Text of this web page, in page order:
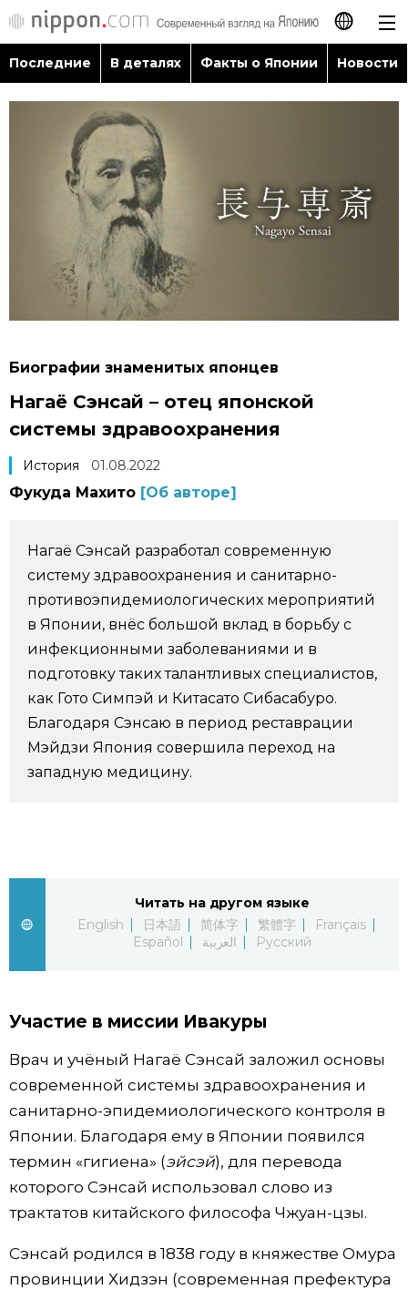
日本語
繁體字
Последние
В деталях
Факты о Японии
Фото/Видео
Разделы
Политика
Экономика
Общество
Японский калейдоскоп
Семья
Еда и напитки
Последние В деталях Факты о Японии Новости
Биографии знаменитых японцев
Нагаё Сэнсай – отец японской
системы здравоохранения
История 01.08.2022
Фукуда Махито [Об авторе]
Нагаё Сэнсай разработал современную
систему здравоохранения и санитарно-
противоэпидемиологических мероприятий
в Японии, внёс большой вклад в борьбу с
инфекционными заболеваниями и в
подготовку таких талантливых специалистов,
как Гото Симпэй и Китасато Сибасабуро.
Благодаря Сэнсаю в период реставрации
Мэйдзи Япония совершила переход на
западную медицину.
Читать на другом языке
English
日本語 简体字 繁體字
Français
Español
العربية Русский
Участие в миссии Ивакуры
Врач и учёный Нагаё Сэнсай заложил основы
современной системы здравоохранения и
санитарно-эпидемиологического контроля в
Японии. Благодаря ему в Японии появился
термин «гигиена» (эйсэй), для перевода
которого Сэнсай использовал слово из
трактатов китайского философа Чжуан-цзы.
Сэнсай родился в 1838 году в княжестве Омура
провинции Хидзэн (современная префектура